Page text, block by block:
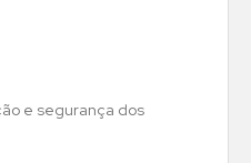
e segurança dos